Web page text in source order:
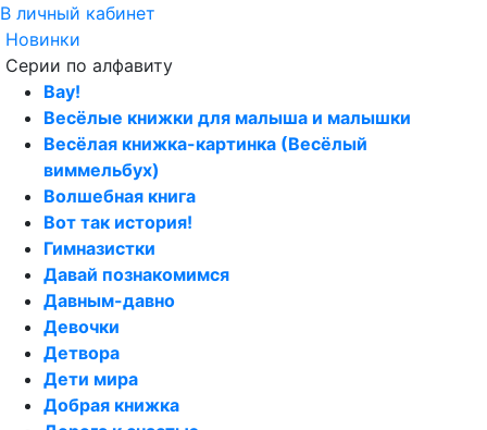
В личный кабинет
Новинки
Серии по алфавиту
Вау!
Весёлые книжки для малыша и малышки
Весёлая книжка-картинка (Весёлый
виммельбух)
Волшебная книга
Вот так история!
Гимназистки
Давай познакомимся
Давным-давно
Девочки
Детвора
Дети мира
Добрая книжка